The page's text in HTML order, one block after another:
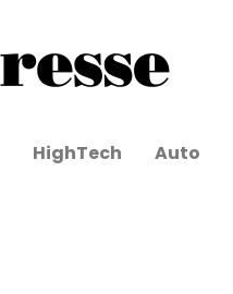
HighTech Auto